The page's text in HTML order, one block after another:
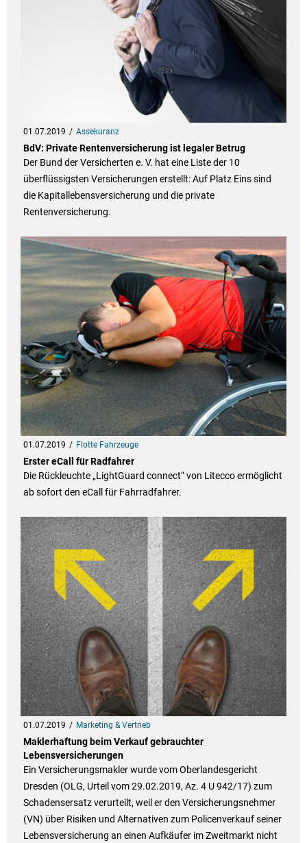
01.07.2019 Assekuranz
BdV: Private Rentenversicherung ist legaler Betrug
Der Bund der Versicherten e. V. hat eine Liste der 10
überflüssigsten Versicherungen erstellt: Auf Platz Eins sind
die Kapitallebensversicherung und die private
Rentenversicherung.
01.07.2019 Flotte Fahrzeuge
Erster eCall für Radfahrer
Die Rückleuchte „LightGuard connect“ von Litecco ermöglicht
ab sofort den eCall für Fahrradfahrer.
01.07.2019 Marketing & Vertrieb
Maklerhaftung beim Verkauf gebrauchter
Lebensversicherungen
Ein Versicherungsmakler wurde vom Oberlandesgericht
Dresden (OLG, Urteil vom 29.02.2019, Az. 4 U 942/17) zum
Schadensersatz verurteilt, weil er den Versicherungsnehmer
(VN) über Risiken und Alternativen zum Policenverkauf seiner
Lebensversicherung an einen Aufkäufer im Zweitmarkt nicht